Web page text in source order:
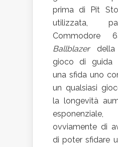
prima di Pit
utilizzata,
Commodore
Ballblazerdella
gioco di guida
una sfida uno
un qualsiasi
la longevità
ovviamente di
di poter sfidare